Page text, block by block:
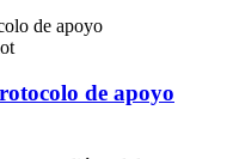
de apoyo